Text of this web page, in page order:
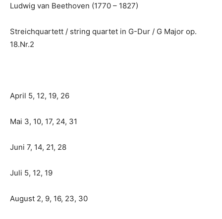
Ludwig van Beethoven (1770 – 1827)
Streichquartett / string quartet in G-Dur / G Major op.
18.Nr.2
April 5, 12, 19, 26
Mai 3, 10, 17, 24, 31
Juni 7, 14, 21, 28
Juli 5, 12, 19
August 2, 9, 16, 23, 30